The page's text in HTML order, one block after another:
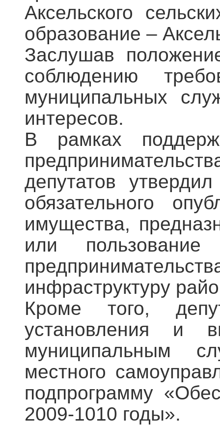
Аксельского
образование –
Заслушав
соблюдению
муниципальных
интересов.
В рамках
депутатов
обязательного
имущества,
или
инфраструктуру
Кроме того,
установления и
муниципальным
местного
подпрограмму
2009-1010 годы».